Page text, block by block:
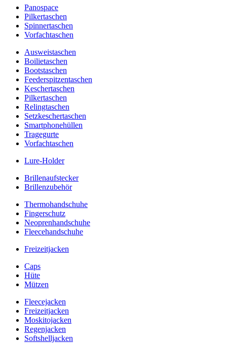
Panospace
Pilkertaschen
Spinnertaschen
Vorfachtaschen
Ausweistaschen
Boilietaschen
Bootstaschen
Feederspitzentaschen
Keschertaschen
Pilkertaschen
Relingtaschen
Setzkeschertaschen
Smartphonehüllen
Tragegurte
Vorfachtaschen
Lure-Holder
Brillenaufstecker
Brillenzubehör
Thermohandschuhe
Fingerschutz
Neoprenhandschuhe
Fleecehandschuhe
Freizeitjacken
Caps
Hüte
Mützen
Fleecejacken
Freizeitjacken
Moskitojacken
Regenjacken
Softshelljacken